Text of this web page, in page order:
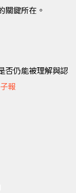
關鍵所在。
否仍能被理解與認
報